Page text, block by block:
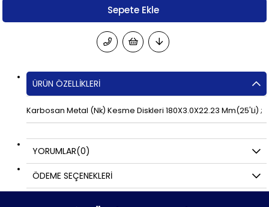
ÜRÜN ÖZELLIKLERI
Karbosan Metal (Nk) Kesme Diskleri 180X3.0X22.23 Mm(25'Li) ;
YORUMLAR(0)
ÖDEME SEÇENEKLERI